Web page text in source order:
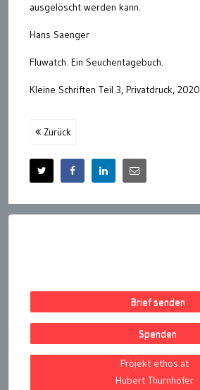
ausgelöscht werden kann.
Hans Saenger
Fluwatch. Ein Seuchentagebuch.
Kleine Schriften Teil 3, Privatdruck, 2020
Zurück
Brief senden
Spenden
Projekt ethos.at
Hubert Thurnhofer